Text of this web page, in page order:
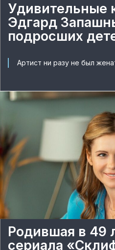
Удивительные
Эдгард
подросших
Артист ни разу не был
Родившая в 49
сериала